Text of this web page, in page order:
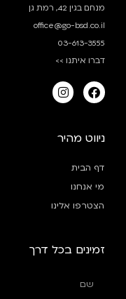
מנחם בגין 42, רמת גן
office@go-bsd.co.il
03-613-3555
דברו איתנו >>
ניווט מהיר
דף הבית
מי אנחנו
הצטרפו אלינו
זמינים בכל דרך